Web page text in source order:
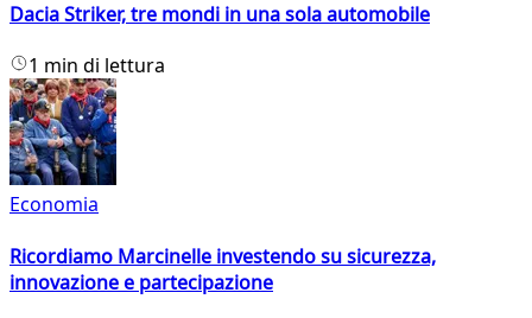
Dacia Striker, tre mondi in una sola automobile
1 min di lettura
Economia
Ricordiamo Marcinelle investendo su sicurezza,
innovazione e partecipazione